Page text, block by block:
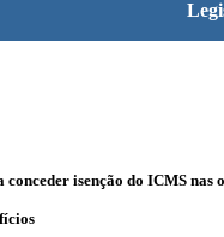
isenção do ICMS